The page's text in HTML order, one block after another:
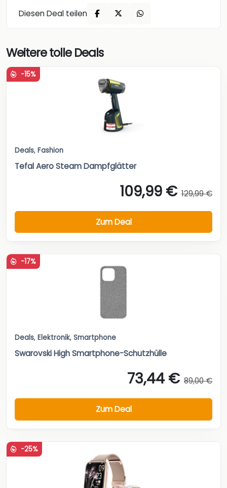
Diesen Deal teilen
Weitere tolle Deals
-15%
Deals, Fashion
Tefal Aero Steam Dampfglätter
109,99 € 129,99 €
Zum Deal
-17%
Deals, Elektronik, Smartphone
Swarovski High Smartphone-Schutzhülle
73,44 € 89,00 €
Zum Deal
-25%